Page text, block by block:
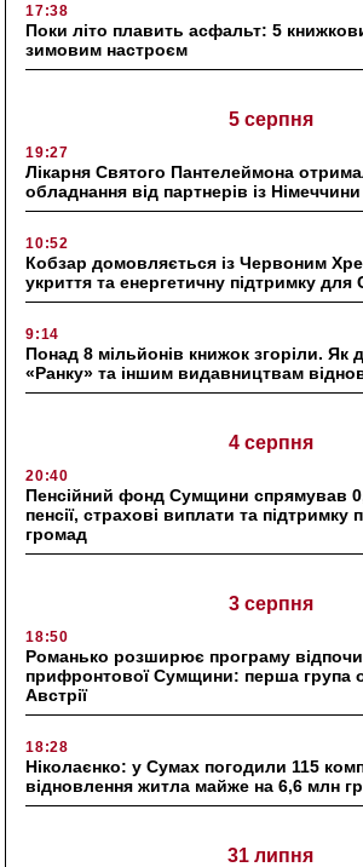
17:38
Поки літо плавить асфальт: 5
зимовим настроєм
5 серпня
19:27
Лікарня Святого Пантелеймона
обладнання від партнерів із Німеччини
10:52
Кобзар домовляється із Червоним
укриття та енергетичну підтримку для
9:14
Понад 8 мільйонів книжок згоріли. Як
«Ранку» та іншим видавництвам
4 серпня
20:40
Пенсійний фонд Сумщини спрямував
пенсії, страхові виплати та
громад
3 серпня
18:50
Романько розширює програму
прифронтової Сумщини: перша група
Австрії
18:28
Ніколаєнко: у Сумах погодили 115
відновлення житла майже на 6,6 млн
31 липня